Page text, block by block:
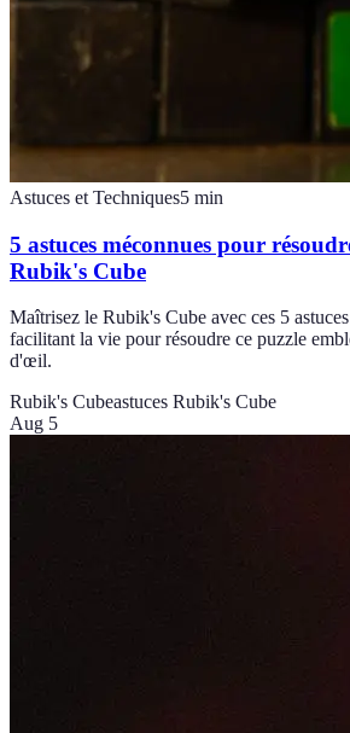
Astuces et Techniques5 min
5 astuces méconnues pour
Rubik's Cube
Maîtrisez le Rubik's Cube avec ces 5
facilitant la vie pour résoudre ce puzzle
d'œil.
Rubik's Cubeastuces Rubik's Cube
Aug 5